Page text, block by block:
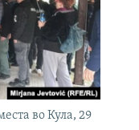
во Кула, 29